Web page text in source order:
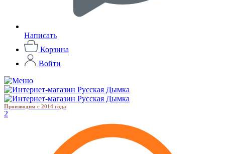
Написать
Корзина
Войти
Производим с 2014 года
2